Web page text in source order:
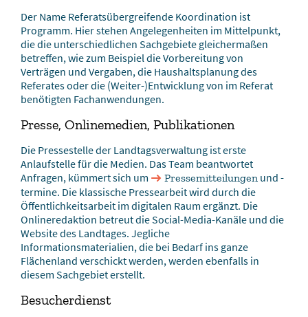
Der Name Referatsübergreifende Koordination ist
Programm. Hier stehen Angelegenheiten im Mittelpunkt,
die die unterschiedlichen Sachgebiete gleichermaßen
betreffen, wie zum Beispiel die Vorbereitung von
Verträgen und Vergaben, die Haushaltsplanung des
Referates oder die (Weiter-)Entwicklung von im Referat
benötigten Fachanwendungen.
Presse, Onlinemedien, Publikationen
Die Pressestelle der Landtagsverwaltung ist erste
Anlaufstelle für die Medien. Das Team beantwortet
Anfragen, kümmert sich um
Pressemitteilungen und -
termine. Die klassische Pressearbeit wird durch die
Öffentlichkeitsarbeit im digitalen Raum ergänzt. Die
Onlineredaktion betreut die Social-Media-Kanäle und die
Website des Landtages. Jegliche
Informationsmaterialien, die bei Bedarf ins ganze
Flächenland verschickt werden, werden ebenfalls in
diesem Sachgebiet erstellt.
Besucherdienst